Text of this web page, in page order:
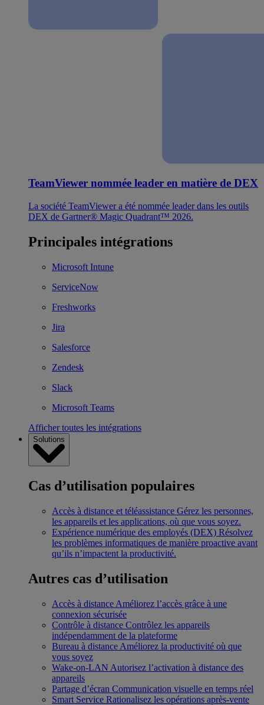
TeamViewer nommée leader en matière de DEX
La société TeamViewer a été nommée leader dans les outils
DEX de Gartner® Magic Quadrant™ 2026.
Principales intégrations
Microsoft Intune
ServiceNow
Freshworks
Jira
Salesforce
Zendesk
Slack
Microsoft Teams
Afficher toutes les intégrations
Solutions
Cas d’utilisation populaires
Accès à distance et téléassistance Gérez les personnes,
les appareils et les applications, où que vous soyez.
Expérience numérique des employés (DEX) Résolvez
les problèmes informatiques de manière proactive avant
qu’ils n’impactent la productivité.
Autres cas d’utilisation
Accès à distance Améliorez l’accès grâce à une
connexion sécurisée
Contrôle à distance Contrôlez les appareils
indépendamment de la plateforme
Bureau à distance Améliorez la productivité où que
vous soyez
Wake-on-LAN Autorisez l’activation à distance des
appareils
Partage d’écran Communication visuelle en temps réel
Smart Service Rationalisez les opérations après-vente